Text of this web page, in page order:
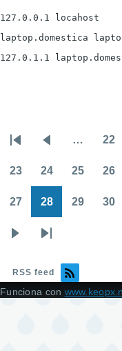
127.0.0.1 locahost
laptop.domestica
127.0.1.1
Paginación
Primera
página
Página
anterior
… 22
23 24 25 26
27 28 29 30
SiguienteÚltima
RSS feed
Funciona con